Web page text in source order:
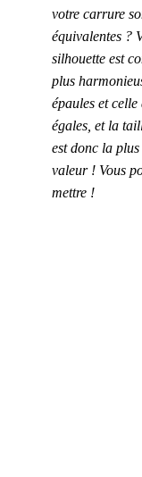
votre carrure
équivalentes ?
silhouette est
plus
épaules et celle
égales, et la
est donc la
valeur ! Vous
mettre !